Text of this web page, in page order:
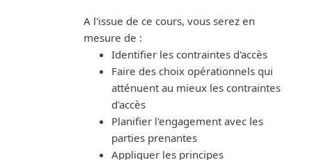
A l'issue de ce cours, vous serez en
mesure de :
Identifier les contraintes d'accès
Faire des choix opérationnels qui
atténuent au mieux les contraintes
d'accès
Planifier l'engagement avec les
parties prenantes
Appliquer les principes